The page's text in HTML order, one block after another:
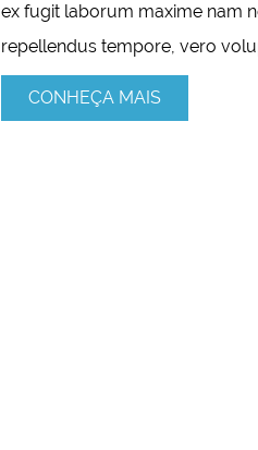
ex fugit laborum maxime nam
repellendus tempore, vero
CONHEÇA MAIS